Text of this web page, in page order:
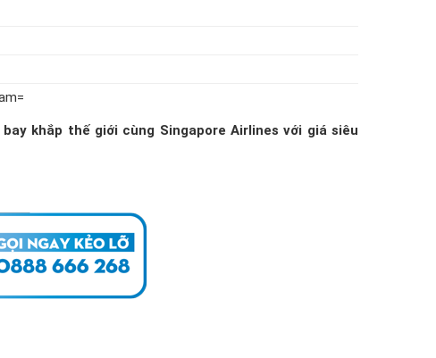
khắp thế giới cùng Singapore Airlines với giá siêu